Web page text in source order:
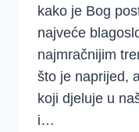
kako je Bog
najveće
najmračnijim
što je naprijed,
koji djeluje u
i…